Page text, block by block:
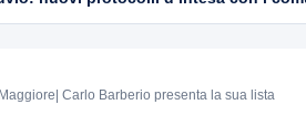
Carlo Barberio presenta la sua lista